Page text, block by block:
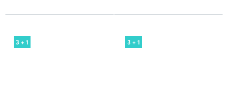
3 + 1 3 + 1